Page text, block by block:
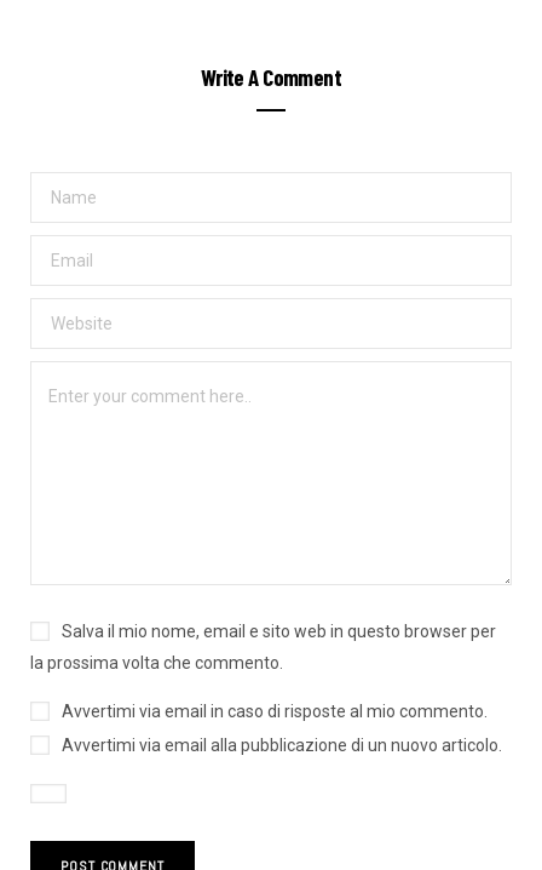
Write A Comment
Salva il mio nome, email e sito web in questo browser per
la prossima volta che commento.
Avvertimi via email in caso di risposte al mio commento.
Avvertimi via email alla pubblicazione di un nuovo articolo.